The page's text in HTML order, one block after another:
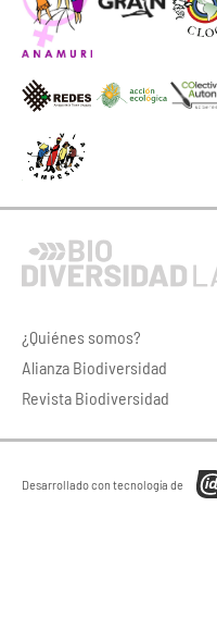
¿Quiénes somos?
Alianza Biodiversidad
Revista Biodiversidad